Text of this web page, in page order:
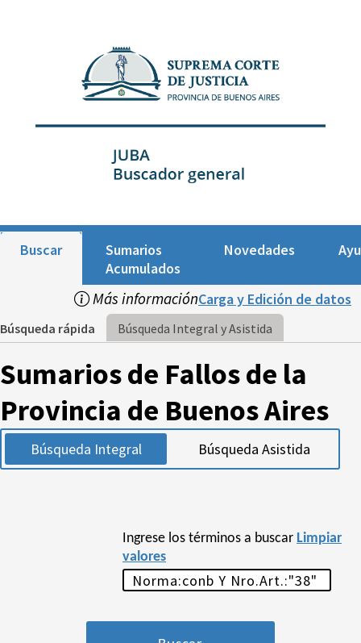
Buscar
Sumarios
Acumulados
Novedades
Más informaciónCarga y Edición de datos
Búsqueda rápida Búsqueda Integral y Asistida
Sumarios de Fallos de la
Provincia de Buenos Aires
Búsqueda Integral Búsqueda Asistida
Ingrese los términos a buscar Limpiar
valores